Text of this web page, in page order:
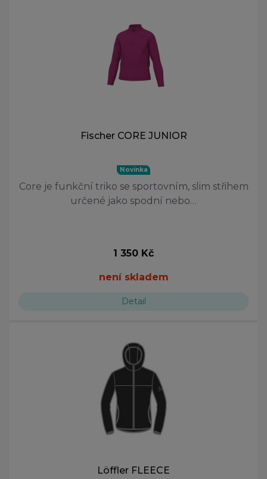
Fischer CORE JUNIOR
Novinka
Core je funkční triko se sportovním, slim střihem
určené jako spodní nebo…
1 350 Kč
není skladem
Detail
Löffler FLEECE